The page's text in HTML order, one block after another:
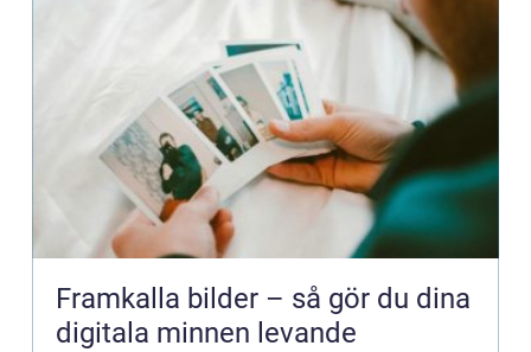
Framkalla bilder – så gör du dina
digitala minnen levande